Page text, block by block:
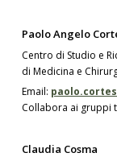
Paolo Angelo
Centro di Studio e
di Medicina e
Email:
Collabora ai gruppi
Claudia Cosma